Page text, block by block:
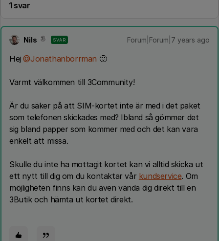
1 svar
Nils SVAR Forum|Forum|7 years ago
Hej@Jonathanborrman 🙂
Varmt välkommen till 3Community!
Är du säker på att SIM-kortet inte är med i det paket
som telefonen skickades med? Ibland så gömmer det
sig bland papper som kommer med och det kan vara
enkelt att missa.
Skulle du inte ha mottagit kortet kan vi alltid skicka ut
ett nytt till dig om du kontaktar vår kundservice. Om
möjligheten finns kan du även vända dig direkt till en
3Butik och hämta ut kortet direkt.